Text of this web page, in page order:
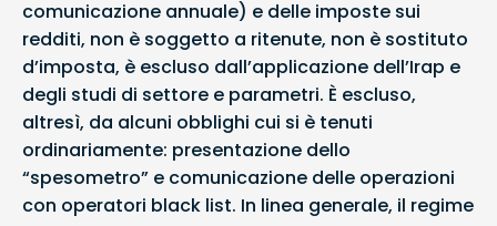
comunicazione annuale) e delle imposte sui
redditi, non è soggetto a ritenute, non è sostituto
d’imposta, è escluso dall’applicazione dell’Irap e
degli studi di settore e parametri. È escluso,
altresì, da alcuni obblighi cui si è tenuti
ordinariamente: presentazione dello
“spesometro” e comunicazione delle operazioni
con operatori black list. In linea generale, il regime